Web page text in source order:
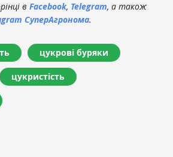
в Facebook, Telegram, а також
СуперАгронома.
цукрові буряки
цукристість